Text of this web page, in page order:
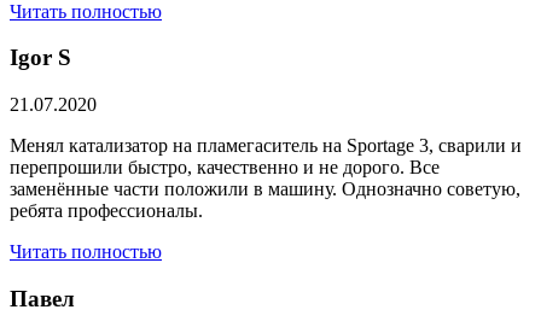
Читать полностью
​Igor S
21.07.2020
Менял катализатор на пламегаситель на Sportage 3, сварили и
перепрошили быстро, качественно и не дорого. Все
заменённые части положили в машину. Однозначно советую,
ребята профессионалы.
Читать полностью
Павел